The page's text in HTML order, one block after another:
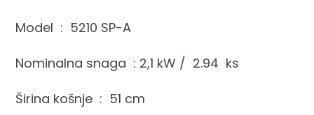
Model : 5210 SP-A
Nominalna snaga : 2,1 kW / 2.94 ks
Širina košnje : 51 cm